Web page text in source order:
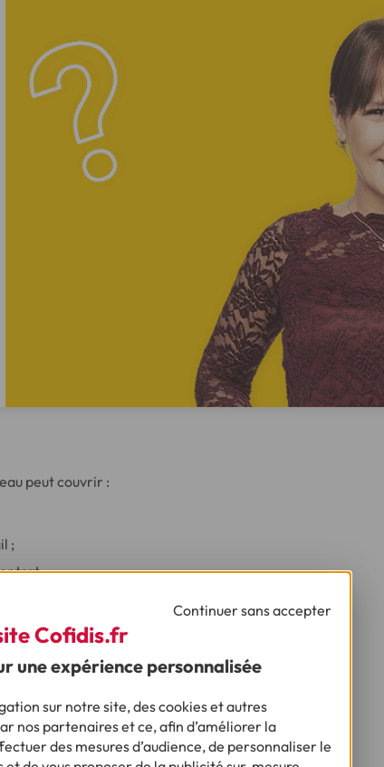
peut couvrir :
;
de couverture à votre situation
vous recommandons d’opter pour une
Continuer sans accepter
Cofidis.fr
une expérience personnalisée
sur notre site, des cookies et autres
nos partenaires et ce, afin d’améliorer la
des mesures d’audience, de personnaliser le